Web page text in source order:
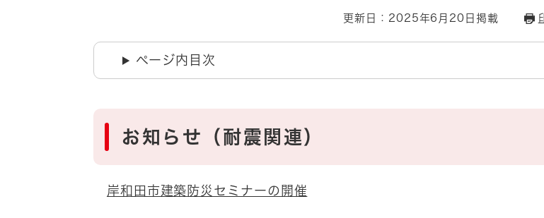
男女共同参画
地域コミュニティ・ボラン
更新日：2025年6月20日掲載
ページ内目次
お知らせ（耐震関連）
岸和田市建築防災セミナーの開催